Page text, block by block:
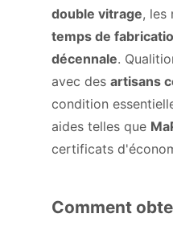
double vitrage, les
temps de
décennale.
avec des artisans
condition
aides telles que
certificats
Comment